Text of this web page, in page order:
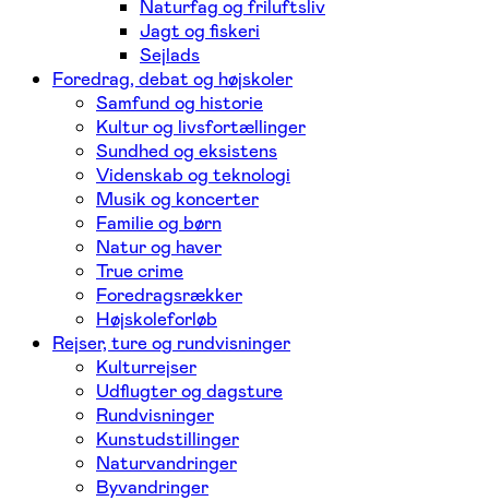
Naturfag og friluftsliv
Jagt og fiskeri
Sejlads
Foredrag, debat og højskoler
Samfund og historie
Kultur og livsfortællinger
Sundhed og eksistens
Videnskab og teknologi
Musik og koncerter
Familie og børn
Natur og haver
True crime
Foredragsrækker
Højskoleforløb
Rejser, ture og rundvisninger
Kulturrejser
Udflugter og dagsture
Rundvisninger
Kunstudstillinger
Naturvandringer
Byvandringer